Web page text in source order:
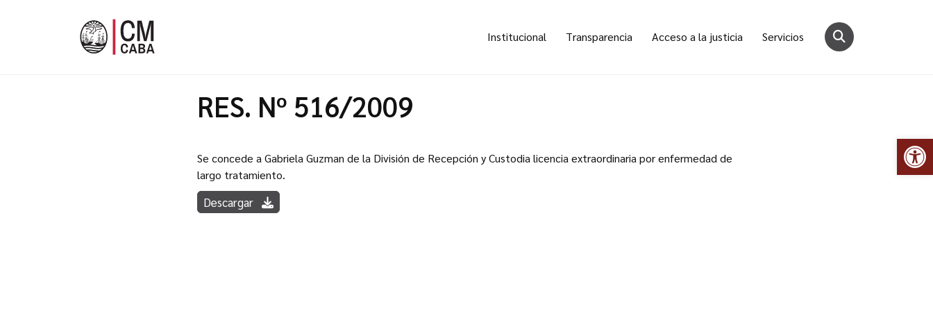
Institucional Transparencia Acceso a la justicia Servicios
RES. Nº 516/2009
Se concede a Gabriela Guzman de la División de Recepción y Custodia licencia extraordinaria por enfermedad de
largo tratamiento.
Descargar